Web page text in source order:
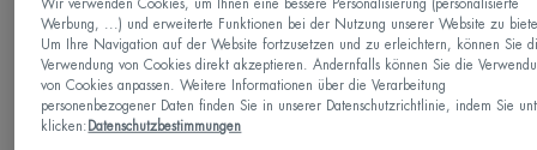
Hergestellt in Frankreich
Die After Sun Lotion beruhigt sofort die
Wir verwenden Cookies, um Ihnen eine bessere Personalisierung (personalisierte
Werbung, ...) und erweiterte Funktionen bei der Nutzung unserer Website zu
Um Ihre Navigation auf der Website fortzusetzen und zu erleichtern, können Sie
Verwendung von Cookies direkt akzeptieren. Andernfalls können Sie die
von Cookies anpassen. Weitere Informationen über die Verarbeitung
personenbezogener Daten finden Sie in unserer Datenschutzrichtlinie, indem Sie
klicken: Datenschutzbestimmungen